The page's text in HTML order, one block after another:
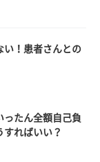
い！患者さんとの
ったん全額自己負
ればいい？